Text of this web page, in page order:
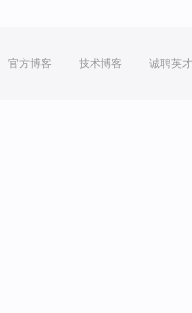
官方博客 技术博客 诚聘英才